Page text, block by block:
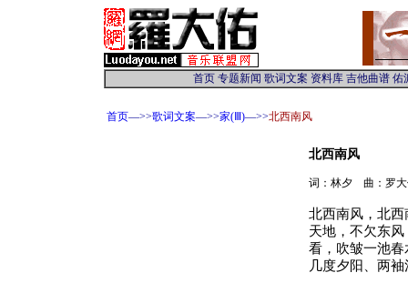
首页—>>歌词文案—>>家(Ⅲ)—>>北西南风
北西南风
词：林夕 曲：罗
北西南风，北
天地，不欠东
看，吹皱一池
几度夕阳、两